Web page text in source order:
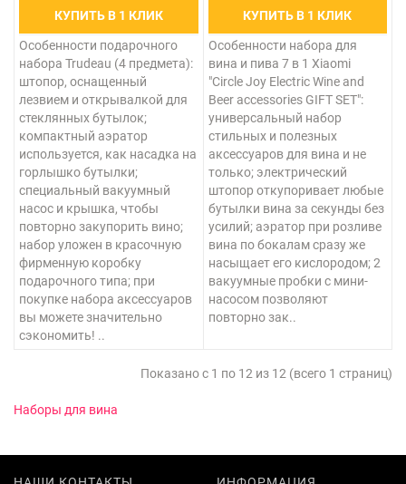
КУПИТЬ В 1 КЛИК
Особенности подарочного
набора Trudeau (4 предмета):
штопор, оснащенный
лезвием и открывалкой для
стеклянных бутылок;
компактный аэратор
используется, как насадка на
горлышко бутылки;
специальный вакуумный
насос и крышка, чтобы
повторно закупорить вино;
набор уложен в красочную
фирменную коробку
подарочного типа; при
покупке набора аксессуаров
вы можете значительно
сэкономить! ..
КУПИТЬ В 1 КЛИК
Особенности набора для
вина и пива 7 в 1 Xiaomi
"Circle Joy Electric Wine and
Beer accessories GIFT SET":
универсальный набор
стильных и полезных
аксессуаров для вина и не
только; электрический
штопор откупоривает любые
бутылки вина за секунды без
усилий; аэратор при розливе
вина по бокалам сразу же
насыщает его кислородом; 2
вакуумные пробки с мини-
насосом позволяют
повторно зак..
Показано с 1 по 12 из 12 (всего 1 страниц)
Наборы для вина